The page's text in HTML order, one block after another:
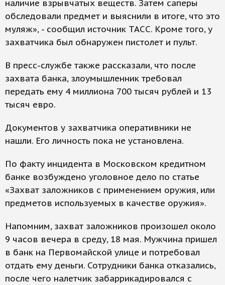
наличие взрывчатых веществ. Затем саперы
обследовали предмет и выяснили в итоге, что это
муляж», - сообщил источник ТАСС. Кроме того, у
захватчика был обнаружен пистолет и пульт.
В пресс-службе также рассказали, что после
захвата банка, злоумышленник требовал
передать ему 4 миллиона 700 тысяч рублей и 13
тысяч евро.
Документов у захватчика оперативники не
нашли. Его личность пока не установлена.
По факту инцидента в Московском кредитном
банке возбуждено уголовное дело по статье
«Захват заложников с применением оружия, или
предметов используемых в качестве оружия».
Напомним, захват заложников произошел около
9 часов вечера в среду, 18 мая. Мужчина пришел
в банк на Первомайской улице и потребовал
отдать ему деньги. Сотрудники банка отказались,
после чего налетчик забаррикадировался с